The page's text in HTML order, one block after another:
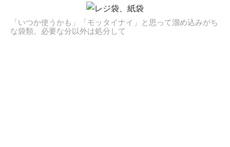
「いつか使うかも」「モッタイナイ」と思って溜め込みがち
な袋類。必要な分以外は処分して